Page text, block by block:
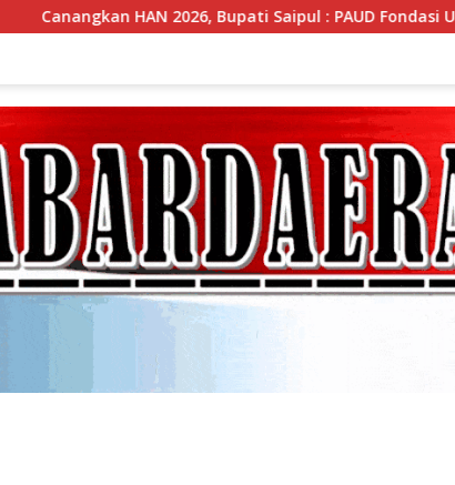
Saipul : PAUD Fondasi Utama Cetak Generasi Unggul